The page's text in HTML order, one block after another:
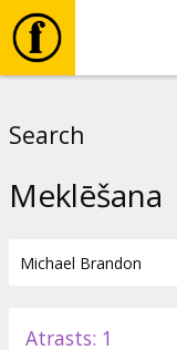
Search
Meklēšana
Atrasts: 1